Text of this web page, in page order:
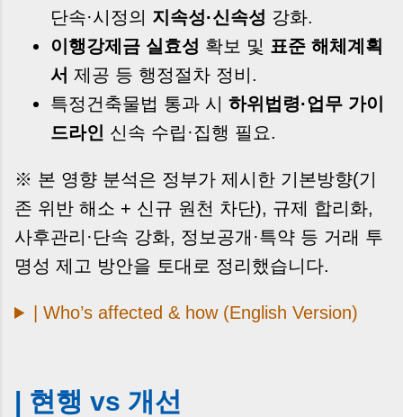
단속·시정의 지속성·신속성 강화.
이행강제금 실효성 확보 및 표준 해체계획
서 제공 등 행정절차 정비.
특정건축물법 통과 시 하위법령·업무 가이
드라인 신속 수립·집행 필요.
※ 본 영향 분석은 정부가 제시한 기본방향(기
존 위반 해소 + 신규 원천 차단), 규제 합리화,
사후관리·단속 강화, 정보공개·특약 등 거래 투
명성 제고 방안을 토대로 정리했습니다.
| Who’s affected & how (English Version)
| 현행 vs 개선